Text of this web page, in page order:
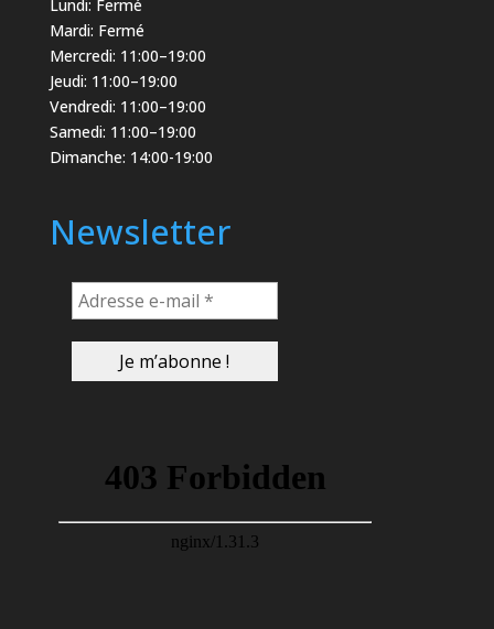
Lundi: Fermé
Mardi: Fermé
Mercredi: 11:00–19:00
Jeudi: 11:00–19:00
Vendredi: 11:00–19:00
Samedi: 11:00–19:00
Dimanche: 14:00-19:00
Newsletter